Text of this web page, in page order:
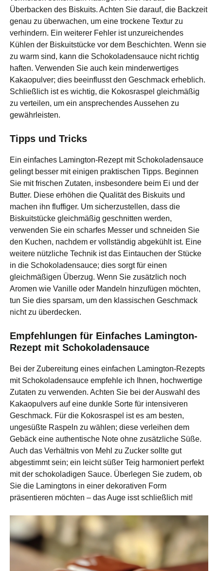
Überbacken des Biskuits. Achten Sie darauf, die Backzeit
genau zu überwachen, um eine trockene Textur zu
verhindern. Ein weiterer Fehler ist unzureichendes
Kühlen der Biskuitstücke vor dem Beschichten. Wenn sie
zu warm sind, kann die Schokoladensauce nicht richtig
haften. Verwenden Sie auch kein minderwertiges
Kakaopulver; dies beeinflusst den Geschmack erheblich.
Schließlich ist es wichtig, die Kokosraspel gleichmäßig
zu verteilen, um ein ansprechendes Aussehen zu
gewährleisten.
Tipps und Tricks
Ein einfaches Lamington-Rezept mit Schokoladensauce
gelingt besser mit einigen praktischen Tipps. Beginnen
Sie mit frischen Zutaten, insbesondere beim Ei und der
Butter. Diese erhöhen die Qualität des Biskuits und
machen ihn fluffiger. Um sicherzustellen, dass die
Biskuitstücke gleichmäßig geschnitten werden,
verwenden Sie ein scharfes Messer und schneiden Sie
den Kuchen, nachdem er vollständig abgekühlt ist. Eine
weitere nützliche Technik ist das Eintauchen der Stücke
in die Schokoladensauce; dies sorgt für einen
gleichmäßigen Überzug. Wenn Sie zusätzlich noch
Aromen wie Vanille oder Mandeln hinzufügen möchten,
tun Sie dies sparsam, um den klassischen Geschmack
nicht zu überdecken.
Empfehlungen für Einfaches Lamington-
Rezept mit Schokoladensauce
Bei der Zubereitung eines einfachen Lamington-Rezepts
mit Schokoladensauce empfehle ich Ihnen, hochwertige
Zutaten zu verwenden. Achten Sie bei der Auswahl des
Kakaopulvers auf eine dunkle Sorte für intensiveren
Geschmack. Für die Kokosraspel ist es am besten,
ungesüßte Raspeln zu wählen; diese verleihen dem
Gebäck eine authentische Note ohne zusätzliche Süße.
Auch das Verhältnis von Mehl zu Zucker sollte gut
abgestimmt sein; ein leicht süßer Teig harmoniert perfekt
mit der schokoladigen Sauce. Überlegen Sie zudem, ob
Sie die Lamingtons in einer dekorativen Form
präsentieren möchten – das Auge isst schließlich mit!